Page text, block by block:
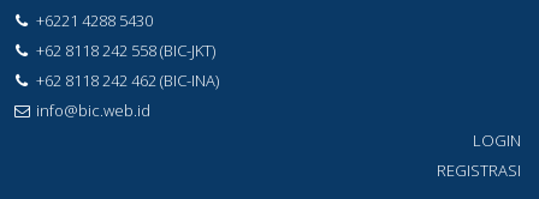
+6221 4288 5430
+62 8118 242 558 (BIC-JKT)
+62 8118 242 462 (BIC-INA)
info@bic.web.id
LOGIN
REGISTRASI